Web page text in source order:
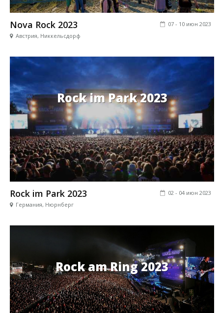
Nova Rock 2023
Австрия, Никкельсдорф
07 - 10 июн 2023
Rock im Park 2023
Rock im Park 2023
Германия, Нюрнберг
02 - 04 июн 2023
Rock am Ring 2023